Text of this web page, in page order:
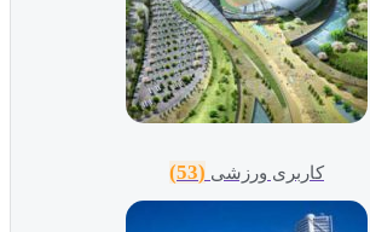
کاربری ورزشی (53)